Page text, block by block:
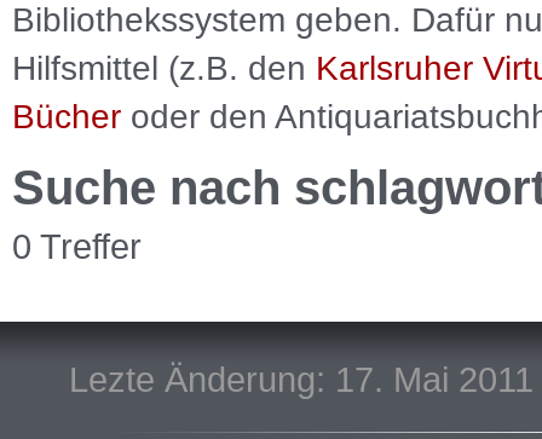
Bibliothekssystem geben. Dafür
Hilfsmittel (z.B. den Karlsruher
Bücher oder den
Suche nach
0 Treffer
Lezte Änderung: 17. Mai